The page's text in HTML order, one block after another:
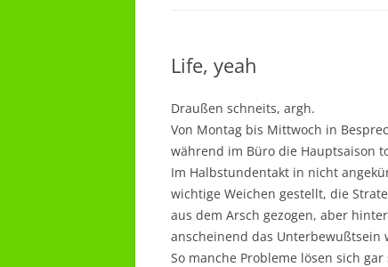
Life, yeah
Draußen schneits, argh.
Von Montag bis Mittwoch in
während im Büro die Hauptsaison
Im Halbstundentakt in nicht
wichtige Weichen gestellt, die
aus dem Arsch gezogen, aber
anscheinend das
So manche Probleme lösen sich